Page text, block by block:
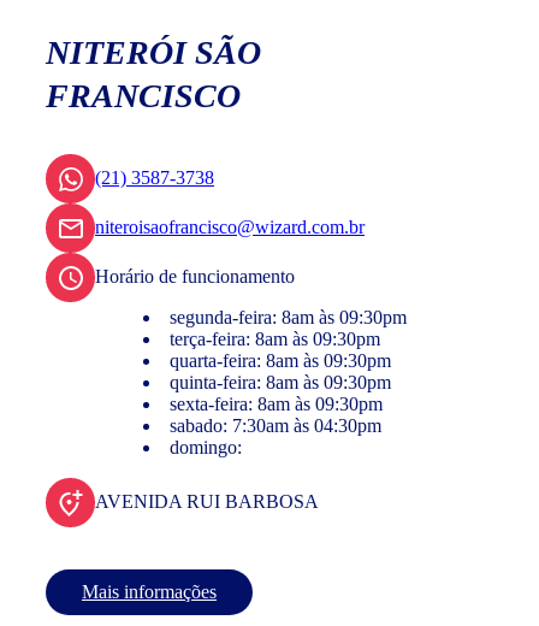
NITERÓI SÃO
FRANCISCO
(21) 3587-3738
niteroisaofrancisco@wizard.com.br
Horário de funcionamento
segunda-feira: 8am às 09:30pm
terça-feira: 8am às 09:30pm
quarta-feira: 8am às 09:30pm
quinta-feira: 8am às 09:30pm
sexta-feira: 8am às 09:30pm
sabado: 7:30am às 04:30pm
domingo:
AVENIDA RUI BARBOSA
Mais informações